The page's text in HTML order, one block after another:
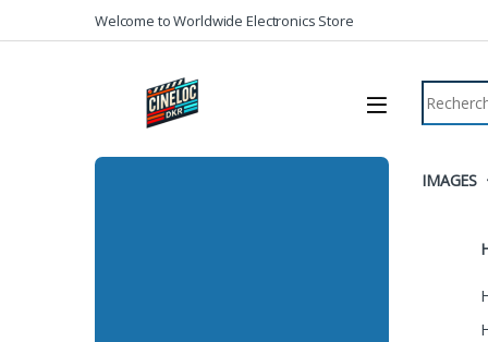
Welcome to Worldwide Electronics Store
IMAGES